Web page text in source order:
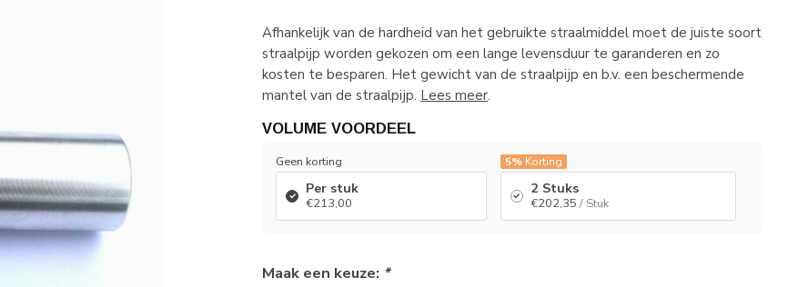
Afhankelijk van de hardheid van het gebruikte straalmiddel moet de juiste soort
straalpijp worden gekozen om een lange levensduur te garanderen en zo
kosten te besparen. Het gewicht van de straalpijp en b.v. een beschermende
mantel van de straalpijp. Lees meer.
VOLUME VOORDEEL
Geen korting
Per stuk
€213,00
5%Korting
2 Stuks
€202,35 / Stuk
Maak een keuze: *